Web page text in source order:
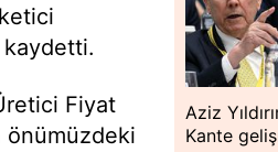
kaydetti.
Fiyat
önümüzdeki
Aziz
Kante